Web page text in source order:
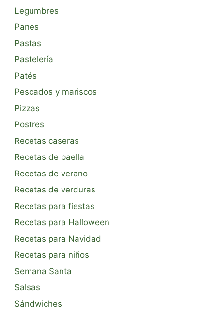
Legumbres
Panes
Pastas
Pastelería
Patés
Pescados y mariscos
Pizzas
Postres
Recetas caseras
Recetas de paella
Recetas de verano
Recetas de verduras
Recetas para fiestas
Recetas para Halloween
Recetas para Navidad
Recetas para niños
Semana Santa
Salsas
Sándwiches